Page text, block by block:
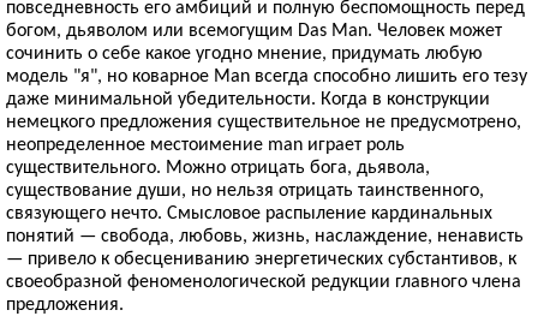
повседневность его амбиций и полную беспомощность перед
богом, дьяволом или всемогущим Das Man. Человек может
сочинить о себе какое угодно мнение, придумать любую
модель "я", но коварное Man всегда способно лишить его тезу
даже минимальной убедительности. Когда в конструкции
немецкого предложения существительное не предусмотрено,
неопределенное местоимение man играет роль
существительного. Можно отрицать бога, дьявола,
существование души, но нельзя отрицать таинственного,
связующего нечто. Смысловое распыление кардинальных
понятий — свобода, любовь, жизнь, наслаждение, ненависть
— привело к обесцениванию энергетических субстантивов, к
своеобразной феноменологической редукции главного члена
предложения.